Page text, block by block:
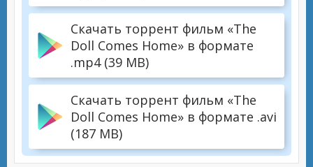
Скачать торрент фильм «The
Doll Comes Home» в формате
.mp4 (39 MB)
Скачать торрент фильм «The
Doll Comes Home» в формате .avi
(187 MB)